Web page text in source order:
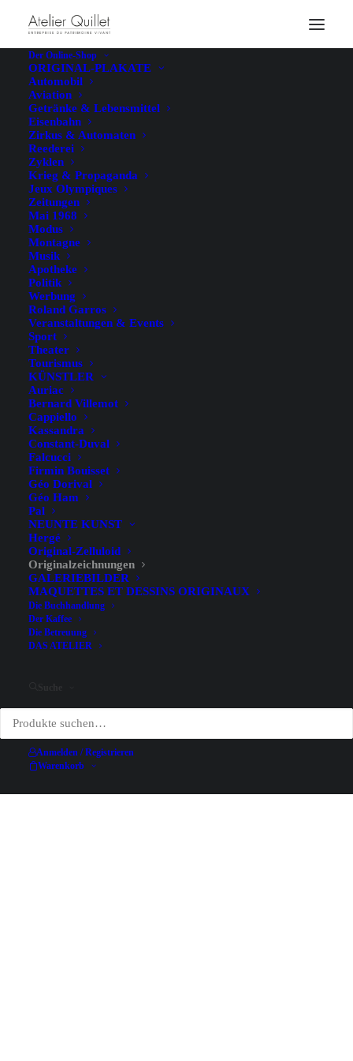
Der Online-Shop
ORIGINAL-PLAKATE
Automobil
Aviation
Getränke & Lebensmittel
Eisenbahn
Zirkus & Automaten
Reederei
Zyklen
Krieg & Propaganda
Jeux Olympiques
Zeitungen
Mai 1968
Modus
Montagne
Musik
Apotheke
Politik
Werbung
Roland Garros
Veranstaltungen & Events
Sport
Theater
Tourismus
KÜNSTLER
Auriac
Bernard Villemot
Cappiello
Kassandra
Constant-Duval
Falcucci
Firmin Bouisset
Géo Dorival
Géo Ham
Pal
NEUNTE KUNST
Hergé
Original-Zelluloid
Originalzeichnungen
GALERIEBILDER
MAQUETTES ET DESSINS ORIGINAUX
Die Buchhandlung
Der Kaffee
Die Betreuung
DAS ATELIER
Anmelden / Registrieren
Warenkorb
Comiczeichner*innen sind in erster Linie
Künstler*innen. Die Originalzeichnungen sind ihr
wichtigstes Arbeitsmedium; je nach verwendeter
Technik können Sie Aquarellzeichnungen,
Gouachen, Tuschezeichnungen oder auch Collagen